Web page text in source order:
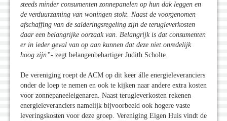
steeds minder consumenten zonnepanelen op hun dak leggen en
de verduurzaming van woningen stokt. Naast de voorgenomen
afschaffing van de salderingsregeling zijn de terugleverkosten
daar een belangrijke oorzaak van. Belangrijk is dat consumenten
er in ieder geval van op aan kunnen dat deze niet onredelijk
hoog zijn”- zegt belangenbehartiger Judith Scholte.
De vereniging roept de ACM op dit keer álle energieleveranciers
onder de loep te nemen en ook te kijken naar andere extra kosten
voor zonnepaneeleigenaren. Naast terugleverkosten rekenen
energieleveranciers namelijk bijvoorbeeld ook hogere vaste
leveringskosten voor deze groep. Vereniging Eigen Huis vindt de